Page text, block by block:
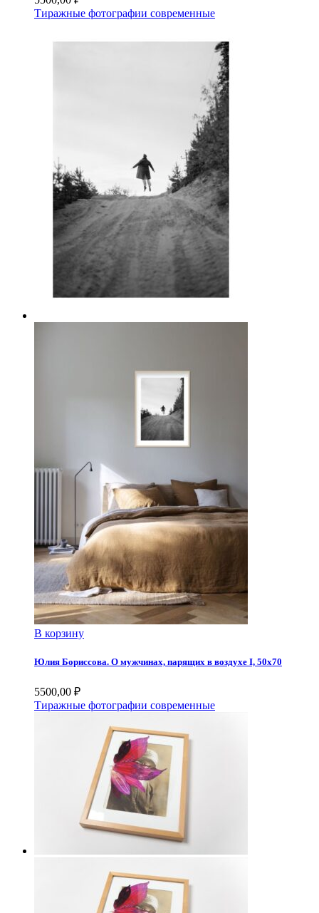
Тиражные фотографии современные
В корзину
Юлия Бориссова. О мужчинах, парящих в воздухе I, 50х70
5500,00 ₽
Тиражные фотографии современные